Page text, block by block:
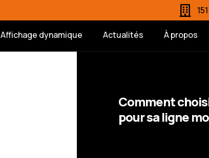
Affichage dynamique Actualités À propos
Comment
pour sa ligne